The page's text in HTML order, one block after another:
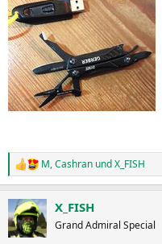
R
e
k
t
i
M,Cashran undX_FISH
X_FISH
Grand Admiral Special